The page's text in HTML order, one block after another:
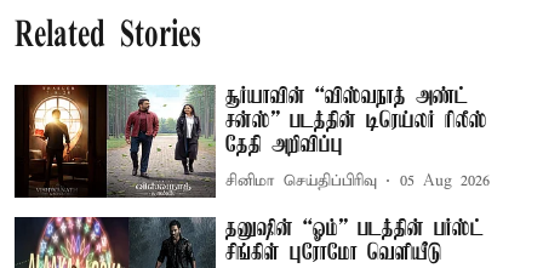
Related Stories
சூர்யாவின் “விஸ்வநாத் அண்ட்
சன்ஸ்” படத்தின் டிரெய்லர் ரிலீஸ்
தேதி அறிவிப்பு
சினிமா செய்திப்பிரிவு 05 Aug 2026
தனுஷின் “ஓம்” படத்தின் பர்ஸ்ட்
சிங்கிள் புரோமோ வெளியீடு